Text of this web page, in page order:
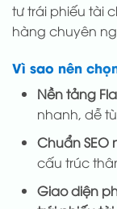
tư trái phiếu tài
hàng chuyên
Vì sao nên
Nền tảng
nhanh, dễ
Chuẩn SEO
cấu trúc
Giao diện